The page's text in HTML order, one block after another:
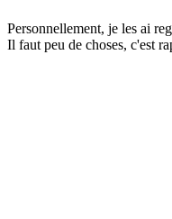
Personnellement, je les ai
Il faut peu de choses, c'est